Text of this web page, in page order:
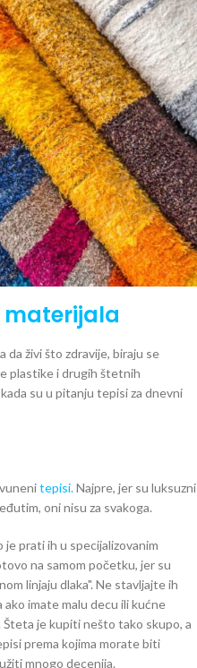
materijala
da živi što zdravije, biraju se
plastike i drugih štetnih
su u pitanju tepisi za dnevni
tepisi.Najpre, jer su luksuzni
oni nisu za svakoga.
prati ih u specijalizovanim
na samom početku, jer su
linjaju dlaka". Ne stavljajte ih
imate malu decu ili kućne
je kupiti nešto tako skupo, a
prema kojima morate biti
mnogo decenija.